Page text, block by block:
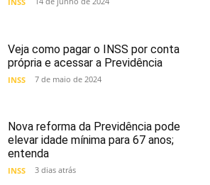
Veja como pagar o INSS por conta
própria e acessar a Previdência
INSS 7 de maio de 2024
Nova reforma da Previdência pode
elevar idade mínima para 67 anos;
entenda
INSS 3 dias atrás